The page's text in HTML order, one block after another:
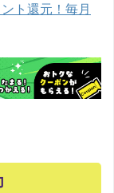
ト還元！毎月